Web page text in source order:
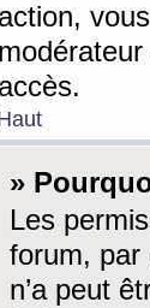
action,
accès.
»
Les
forum, par
n’a peut